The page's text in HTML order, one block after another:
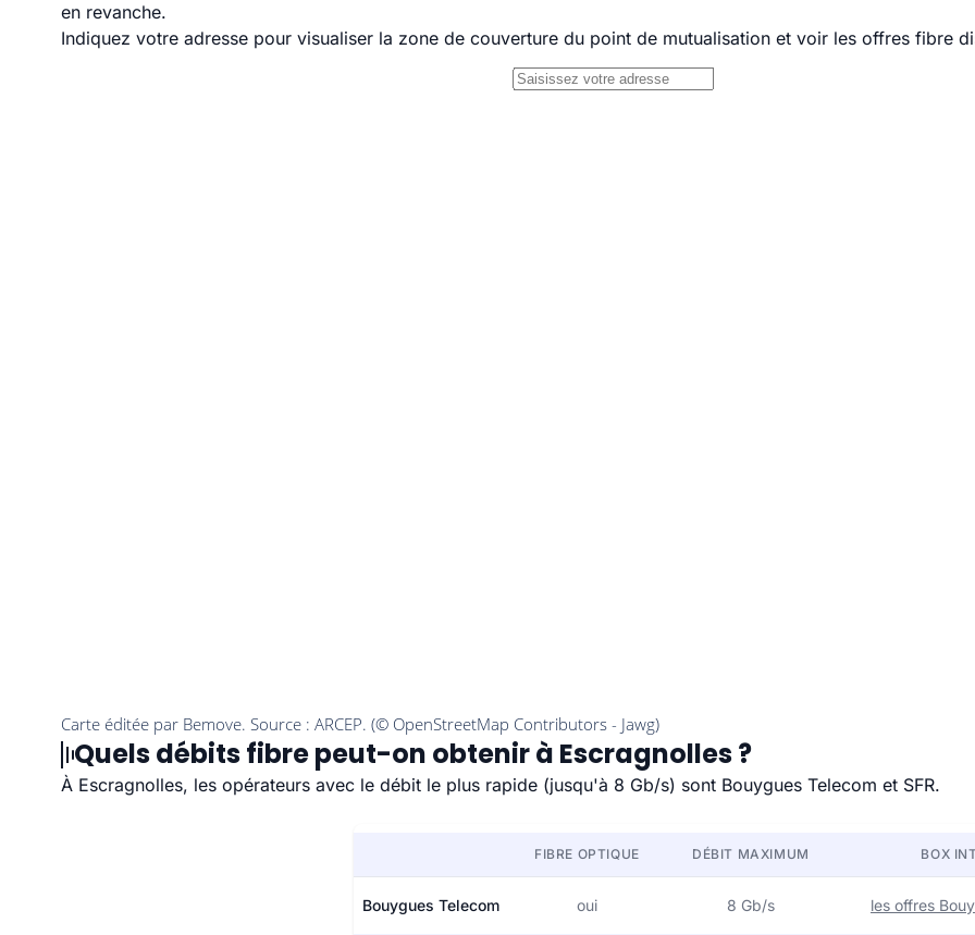
en revanche.
Indiquez votre adresse pour visualiser la zone de couverture du point de mutualisation et voir les offres fibre
Quels débits fibre peut-on obtenir à Escragnolles ?
À Escragnolles, les opérateurs avec le débit le plus rapide (jusqu'à 8 Gb/s) sont Bouygues Telecom et SFR.
FIBRE OPTIQUE DÉBIT MAXIMUM BOX
Bouygues Telecom oui 8 Gb/s les offres